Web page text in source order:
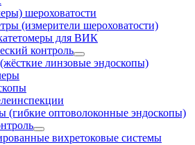
шероховатости
(измерители шероховатости)
для ВИК
контроль
линзовые эндоскопы)
(гибкие оптоволоконные эндоскопы)
вихретоковые системы